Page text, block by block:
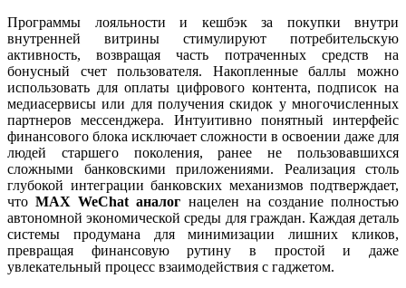
Программы лояльности и кешбэк за покупки внутри
внутренней витрины стимулируют потребительскую
активность, возвращая часть потраченных средств на
бонусный счет пользователя. Накопленные баллы можно
использовать для оплаты цифрового контента, подписок на
медиасервисы или для получения скидок у многочисленных
партнеров мессенджера. Интуитивно понятный интерфейс
финансового блока исключает сложности в освоении даже для
людей старшего поколения, ранее не пользовавшихся
сложными банковскими приложениями. Реализация столь
глубокой интеграции банковских механизмов подтверждает,
чтоMAX WeChat аналог нацелен на создание полностью
автономной экономической среды для граждан. Каждая деталь
системы продумана для минимизации лишних кликов,
превращая финансовую рутину в простой и даже
увлекательный процесс взаимодействия с гаджетом.